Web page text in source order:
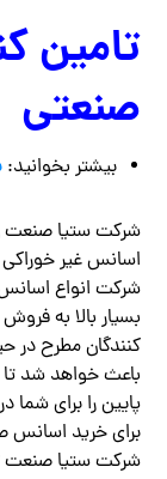
تامین
صنعتی
بیشتر بخوانید:
شرکت ستیا صنعت
اسانس غیر
شرکت انواع
بسیار بالا به
کنندگان مطرح در
باعث خواهد شد
پایین را برای شما
برای خرید اسانس
شرکت ستیا صنعت